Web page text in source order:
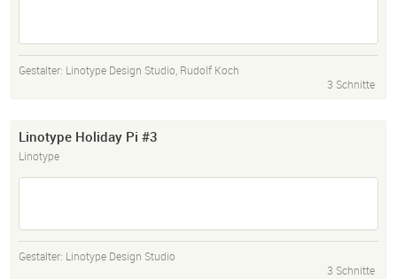
Gestalter: Linotype Design Studio, Rudolf Koch
3 Schnitte
Linotype Holiday Pi #3
Linotype
Gestalter: Linotype Design Studio
3 Schnitte